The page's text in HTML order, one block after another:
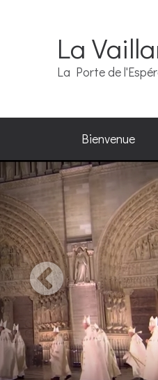
La
La Porte de
Bienvenue